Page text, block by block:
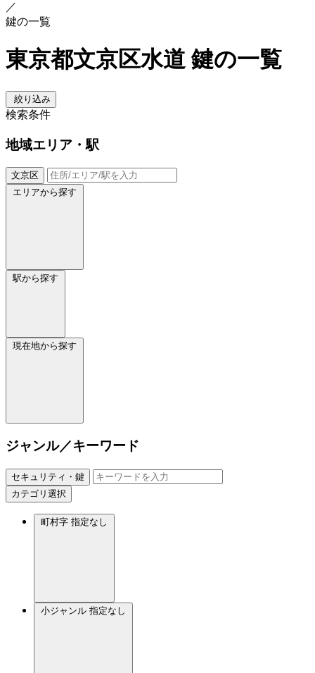
／
鍵の一覧
東京都文京区水道 鍵の一覧
絞り込み
検索条件
地域エリア・駅
文京区
エリアから探す
駅から探す
現在地から探す
ジャンル／キーワード
セキュリティ・鍵
カテゴリ選択
町村字 指定なし
小ジャンル 指定なし